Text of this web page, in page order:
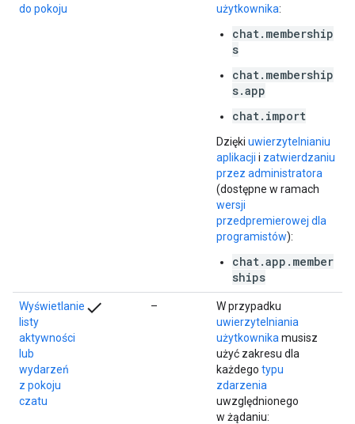
do pokoju
użytkownika:
chat.membership
s
chat.membership
s.app
chat.import
Dzięki uwierzytelnianiu
aplikacji i zatwierdzaniu
przez administratora
(dostępne w ramach
wersji
przedpremierowej dla
programistów):
chat.app.member
ships
Wyświetlanie
listy
aktywności
lub
wydarzeń
z pokoju
czatu
check –
W przypadku
uwierzytelniania
użytkownika musisz
użyć zakresu dla
każdego typu
zdarzenia
uwzględnionego
w żądaniu: